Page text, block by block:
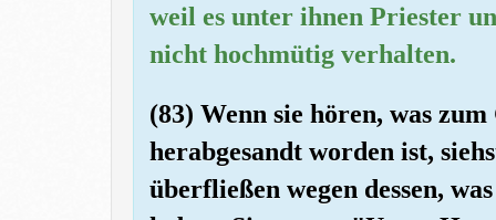
weil es unter ihnen Priester
nicht hochmütig verhalten.
(83) Wenn sie hören, was
herabgesandt worden ist,
überfließen wegen dessen,